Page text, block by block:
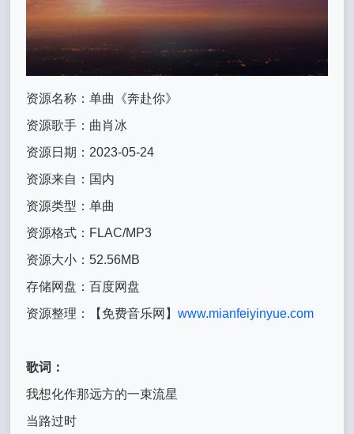
资源名称：单曲《奔赴你》
资源歌手：曲肖冰
资源日期：2023-05-24
资源来自：国内
资源类型：单曲
资源格式：FLAC/MP3
资源大小：52.56MB
存储网盘：百度网盘
资源整理：【免费音乐网】www.mianfeiyinyue.com
歌词：
我想化作那远方的一束流星
当路过时